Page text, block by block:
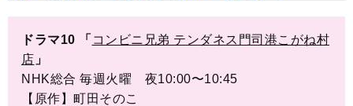
ドラマ10 「 コンビニ兄弟 テンダネス門司港こがね村
店 」
NHK総合 毎週火曜 夜10:00〜10:45
【原作】町田そのこ